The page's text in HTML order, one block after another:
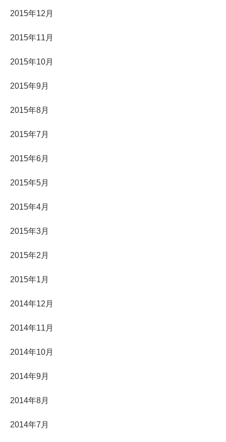
2015年12月
2015年11月
2015年10月
2015年9月
2015年8月
2015年7月
2015年6月
2015年5月
2015年4月
2015年3月
2015年2月
2015年1月
2014年12月
2014年11月
2014年10月
2014年9月
2014年8月
2014年7月